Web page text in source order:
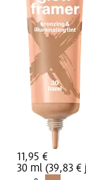
11,95 €
30 ml (39,83 €